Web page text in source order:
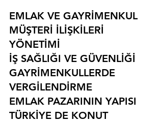
EMLAK VE GAYRİMENKUL
MÜŞTERİ İLİŞKİLERİ
YÖNETİMİ
İŞ SAĞLIĞI VE GÜVENLİĞİ
GAYRİMENKULLERDE
VERGİLENDİRME
EMLAK PAZARININ YAPISI
TÜRKİYE DE KONUT